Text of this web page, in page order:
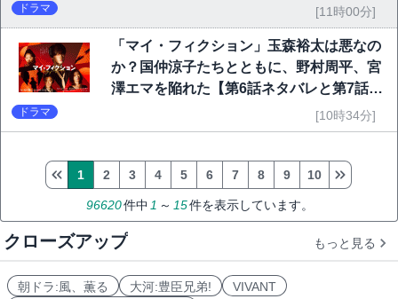
ドラマ [11時00分]
「マイ・フィクション」玉森裕太は悪なの
か？国仲涼子たちとともに、野村周平、宮
澤エマを陥れた【第6話ネタバレと第7話予
ドラマ [10時34分]
96620件中 1 ～ 15件を表示しています。
1 2 3 4 5 6 7 8 9 10
クローズアップ もっと見る
朝ドラ:風、薫る 大河:豊臣兄弟!
VIVANT